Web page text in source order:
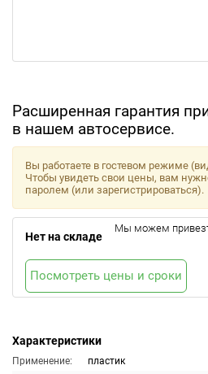
Расширенная гарантия
в нашем автосервисе.
Характеристики
Применение:
пластик
Вы работаете в гостевом режиме
Чтобы увидеть свои цены, вам
паролем (или зарегистрироваться).
Нет на складе
Мы можем
Посмотреть цены и сроки